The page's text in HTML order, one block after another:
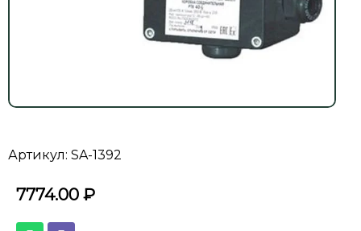
Артикул: SA-1392
7774.00 ₽